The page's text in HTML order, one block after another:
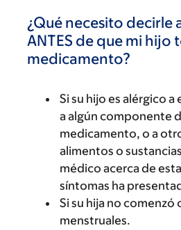
¿Qué necesito decirle
ANTES de que mi hijo
medicamento?
Si su hijo es alérgico
a algún componente
medicamento, o a
alimentos o
médico acerca de
síntomas ha
Si su hija no comenzó
menstruales.